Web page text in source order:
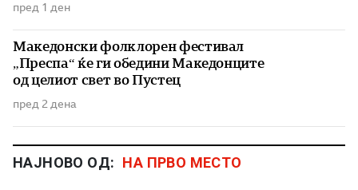
пред 1 ден
Македонски фолклорен фестивал
„Преспа“ ќе ги обедини Македонците
од целиот свет во Пустец
пред 2 дена
НАЈНОВО ОД: НА ПРВО МЕСТО